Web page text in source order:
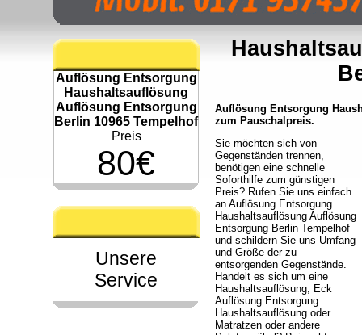
Auflösung Entsorgung
Haushaltsauflösung
Auflösung Entsorgung
Berlin 10965 Tempelhof
Preis
80€
Unsere
Service
Auflösung Entsorgung
zum Pauschalpreis.
Sie möchten sich von
Gegenständen trennen,
benötigen eine schnelle
Soforthilfe zum günstigen
Preis? Rufen Sie uns einfach
an Auflösung Entsorgung
Haushaltsauflösung Auflösung
Entsorgung Berlin Tempelhof
und schildern Sie uns Umfang
und Größe der zu
entsorgenden Gegenstände.
Handelt es sich um eine
Haushaltsauflösung, Eck
Auflösung Entsorgung
Haushaltsauflösung oder
Matratzen oder andere